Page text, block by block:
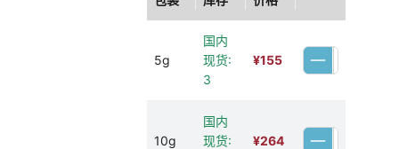
5g
国内
现货:
3
¥155
10g
国内
现货:
¥264